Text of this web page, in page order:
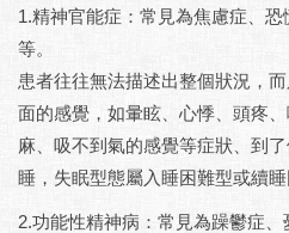
1.精神官能症：常見為焦慮症、
等。
患者往往無法描述出整個狀況，
面的感覺，如暈眩、心悸、頭疼
麻、吸不到氣的感覺等症狀、到
睡，失眠型態屬入睡困難型或續睡
2.功能性精神病：常見為躁鬱症